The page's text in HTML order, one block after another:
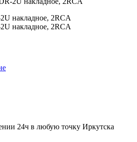
24ч в любую точку Иркутска